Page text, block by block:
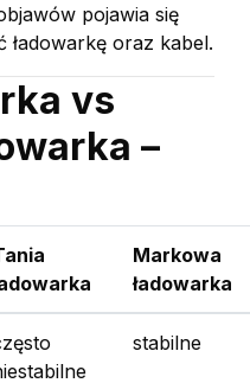
pojawia się
oraz kabel.
vs
–
Markowa
ładowarka
stabilne